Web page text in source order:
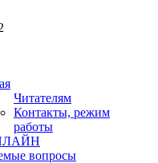
Читателям
Контакты, режим
работы
вопросы